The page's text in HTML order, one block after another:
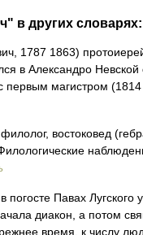
в других словарях:
1787 1863)
в Александро
первым магистром
востоковед
Павах Лугского
диакон, а потом
прежнее время, к числу